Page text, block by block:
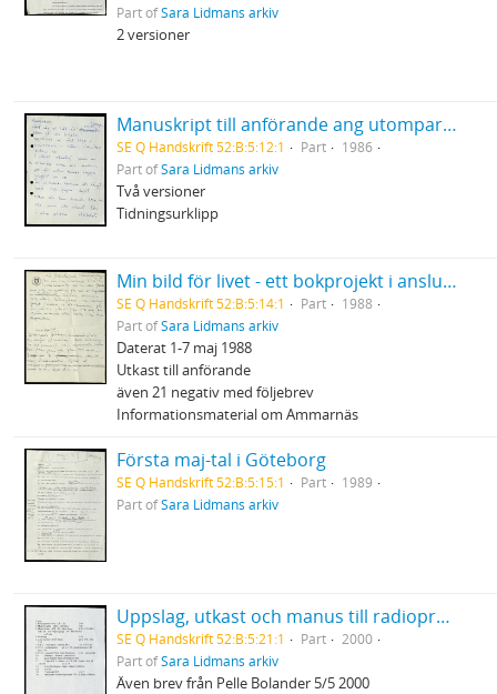
Part ofSara Lidmans arkiv
2 versioner
Manuskript till anförande ang utomparlamentariska aktioner (stoppa gifttågen)
SE Q Handskrift 52:B:5:12:1 Part
1986
Part ofSara Lidmans arkiv
Två versioner
Tidningsurklipp
Min bild för livet - ett bokprojekt i anslutning till Cancerfondens Rädda Livet - vecka
SE Q Handskrift 52:B:5:14:1 Part
1988
Part ofSara Lidmans arkiv
Daterat 1-7 maj 1988
Utkast till anförande
även 21 negativ med följebrev
Informationsmaterial om Ammarnäs
Första maj-tal i Göteborg
SE Q Handskrift 52:B:5:15:1 Part
1989
Part ofSara Lidmans arkiv
Uppslag, utkast och manus till radioprogrammet Sommar
SE Q Handskrift 52:B:5:21:1 Part
2000
Part ofSara Lidmans arkiv
Även brev från Pelle Bolander 5/5 2000